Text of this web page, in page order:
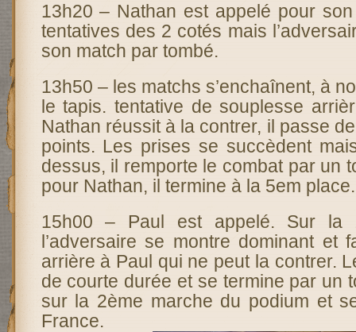
13h20 – Nathan est appelé pour
tentatives des 2 cotés mais
son match par tombé.
13h50 – les matchs s’enchaînent, à
le tapis. tentative de souplesse
Nathan réussit à la contrer, il passe
points. Les prises se succèdent
dessus, il remporte le combat par un
pour Nathan, il termine à la 5em place.
15h00 – Paul est appelé. Sur la
l’adversaire se montre dominant et
arrière à Paul qui ne peut la contrer.
de courte durée et se termine par un
sur la 2ème marche du podium et
France.